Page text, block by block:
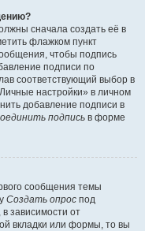
сначала создать её в
флажком пункт
чтобы подпись
подписи по
соответствующий выбор в
настройки» в личном
добавление подписи в
подпись в форме
сообщения темы
Создать опрос под
зависимости от
вкладки или формы, то вы